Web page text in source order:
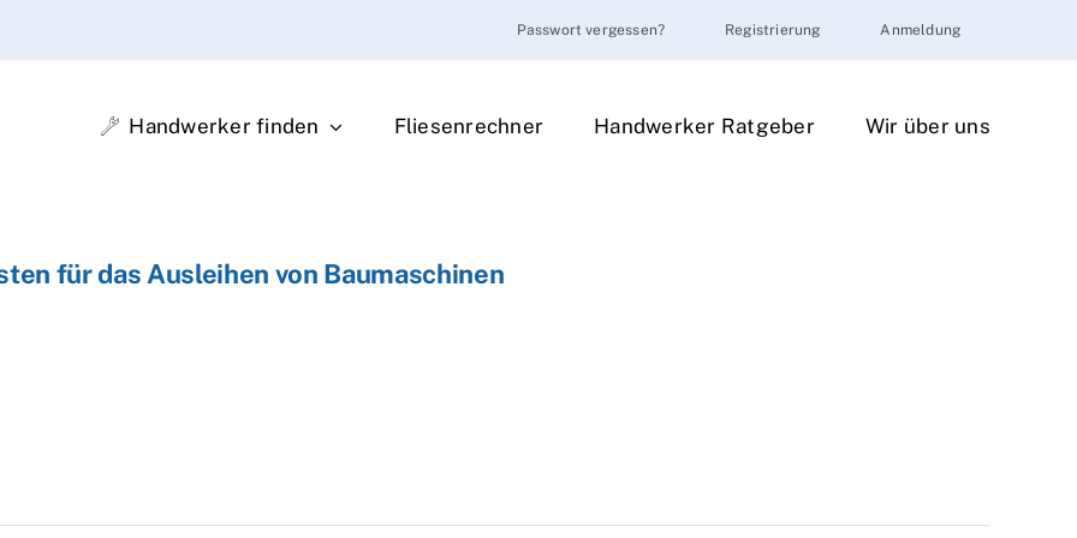
Passwort vergessen? Registrierung Anmeldung
Handwerker finden Fliesenrechner Handwerker Ratgeber Wir über uns
für das Ausleihen von Baumaschinen